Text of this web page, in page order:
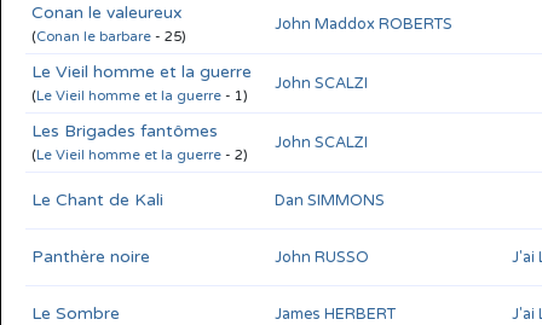
Conan le valeureux
(Conan le barbare - 25)
John Maddox ROBERTS
Le Vieil homme et la guerre
(Le Vieil homme et la guerre - 1)
John SCALZI
Les Brigades fantômes
(Le Vieil homme et la guerre - 2)
John SCALZI
Le Chant de Kali Dan SIMMONS
Panthère noire John RUSSO J'ai
Le Sombre James HERBERT J'ai